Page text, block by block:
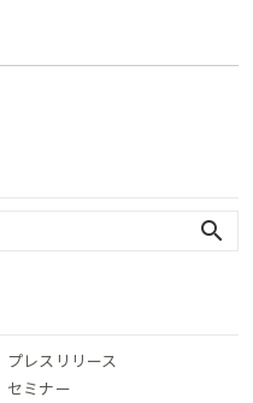
search
プレスリリース
セミナー